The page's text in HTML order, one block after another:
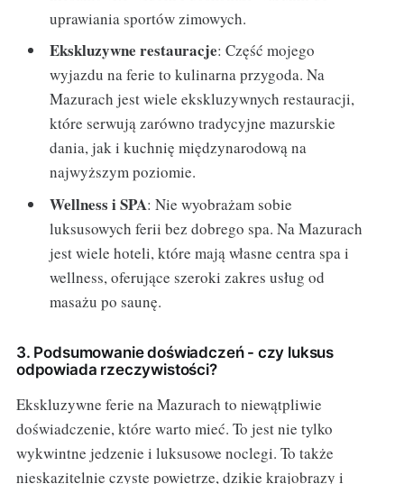
uprawiania sportów zimowych.
Ekskluzywne restauracje: Część mojego
wyjazdu na ferie to kulinarna przygoda. Na
Mazurach jest wiele ekskluzywnych restauracji,
które serwują zarówno tradycyjne mazurskie
dania, jak i kuchnię międzynarodową na
najwyższym poziomie.
Wellness i SPA: Nie wyobrażam sobie
luksusowych ferii bez dobrego spa. Na Mazurach
jest wiele hoteli, które mają własne centra spa i
wellness, oferujące szeroki zakres usług od
masażu po saunę.
3. Podsumowanie doświadczeń - czy luksus
odpowiada rzeczywistości?
Ekskluzywne ferie na Mazurach to niewątpliwie
doświadczenie, które warto mieć. To jest nie tylko
wykwintne jedzenie i luksusowe noclegi. To także
nieskazitelnie czyste powietrze, dzikie krajobrazy i